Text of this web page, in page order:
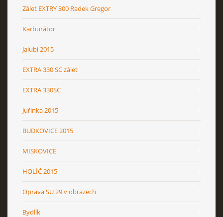
Zálet EXTRY 300 Radek Gregor
Karburátor
Jalubí 2015
EXTRA 330 SC zálet
EXTRA 330SC
Juřinka 2015
BUDKOVICE 2015
MISKOVICE
HOLÍČ 2015
Oprava SU 29 v obrazech
Bydlík